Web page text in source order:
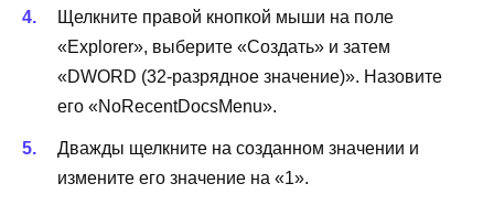
Щелкните правой кнопкой мыши на поле
«Explorer», выберите «Создать» и затем
«DWORD (32-разрядное значение)». Назовите
его «NoRecentDocsMenu».
Дважды щелкните на созданном значении и
измените его значение на «1».